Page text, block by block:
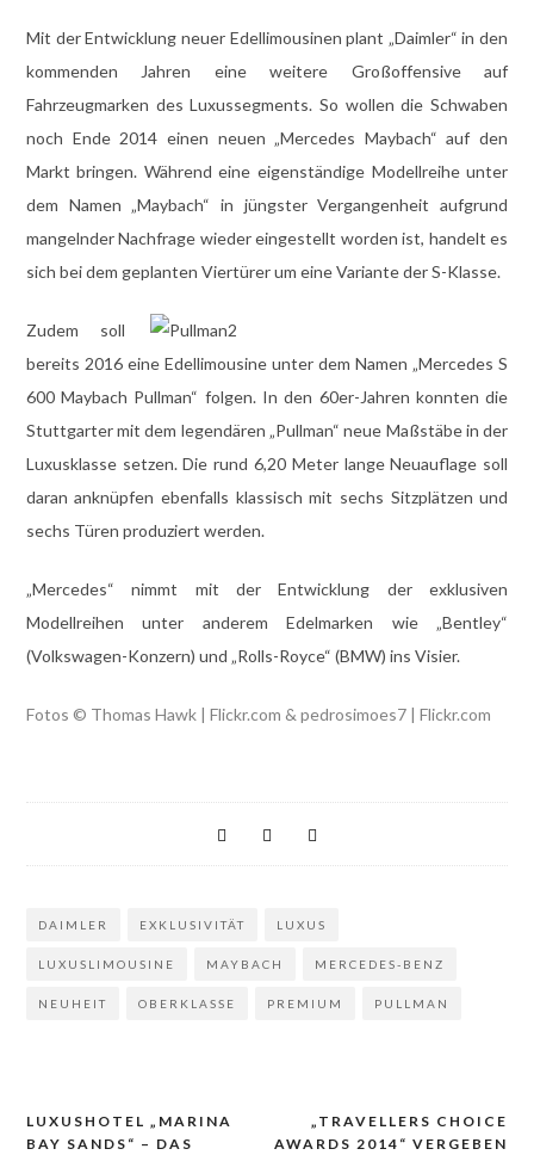
Mit der Entwicklung neuer Edellimousinen plant „Daimler“ in den
kommenden Jahren eine weitere Großoffensive auf
Fahrzeugmarken des Luxussegments. So wollen die Schwaben
noch Ende 2014 einen neuen „Mercedes Maybach“ auf den
Markt bringen. Während eine eigenständige Modellreihe unter
dem Namen „Maybach“ in jüngster Vergangenheit aufgrund
mangelnder Nachfrage wieder eingestellt worden ist, handelt es
sich bei dem geplanten Viertürer um eine Variante der S-Klasse.
Zudem soll
bereits 2016 eine Edellimousine unter dem Namen „Mercedes S
600 Maybach Pullman“ folgen. In den 60er-Jahren konnten die
Stuttgarter mit dem legendären „Pullman“ neue Maßstäbe in der
Luxusklasse setzen. Die rund 6,20 Meter lange Neuauflage soll
daran anknüpfen ebenfalls klassisch mit sechs Sitzplätzen und
sechs Türen produziert werden.
„Mercedes“ nimmt mit der Entwicklung der exklusiven
Modellreihen unter anderem Edelmarken wie „Bentley“
(Volkswagen-Konzern) und „Rolls-Royce“ (BMW) ins Visier.
Fotos © Thomas Hawk | Flickr.com & pedrosimoes7 | Flickr.com
DAIMLER EXKLUSIVITÄT LUXUS
LUXUSLIMOUSINE MAYBACH MERCEDES-BENZ
NEUHEIT OBERKLASSE PREMIUM PULLMAN
Beitragsnavigation
LUXUSHOTEL „MARINA
BAY SANDS“ – DAS
„TRAVELLERS CHOICE
AWARDS 2014“ VERGEBEN